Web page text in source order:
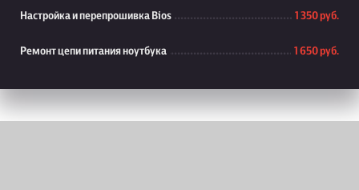
Настройка и перепрошивка Bios 1 350 руб.
Ремонт цепи питания ноутбука 1 650 руб.